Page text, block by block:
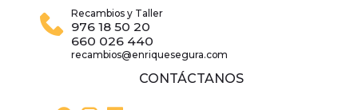
Recambios y Taller
976 18 50 20
660 026 440
recambios@enriquesegura.com
CONTÁCTANOS